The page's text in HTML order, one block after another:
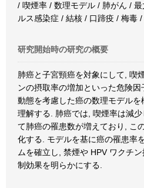
/ 喫煙率 / 数理モデル / 肺がん /
ルス感染症 / 結核 / 口蹄疫 / 梅毒
研究開始時の研究の概要
肺癌と子宮頸癌を対象にして, 喫
ンの摂取率の増加といった危険
動態を考慮した癌の数理モデル
理解する. 肺癌では, 喫煙率は減
て肺癌の罹患数が増えており, こ
化する. モデルを基に癌の罹患率
ムを確立し, 禁煙や HPV ワクチ
制効果を明らかにする.